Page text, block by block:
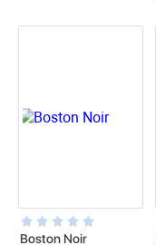
Boston Noir